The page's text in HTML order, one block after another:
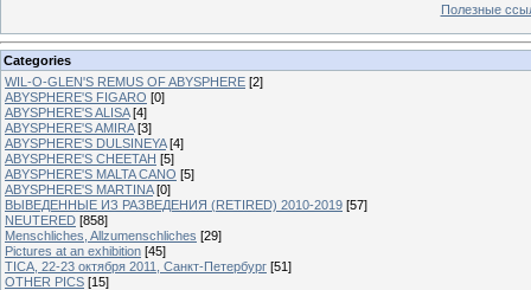
Полезные
Categories
WIL-O-GLEN'S REMUS OF ABYSPHERE [2]
ABYSPHERE'S FIGARO [0]
ABYSPHERE'S ALISA [4]
ABYSPHERE'S AMIRA [3]
ABYSPHERE'S DULSINEYA [4]
ABYSPHERE'S CHEETAH [5]
ABYSPHERE'S MALTA CANO [5]
ABYSPHERE'S MARTINA [0]
ВЫВЕДЕННЫЕ ИЗ РАЗВЕДЕНИЯ (RETIRED) 2010-2019 [57]
NEUTERED [858]
Menschliches, Allzumenschliches [29]
Pictures at an exhibition [45]
TICA, 22-23 октября 2011, Санкт-Петербург [51]
OTHER PICS [15]